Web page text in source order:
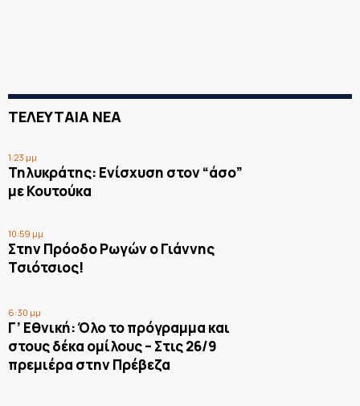
ΤΕΛΕΥΤΑΙΑ ΝΕΑ
1:23 μμ
Τηλυκράτης: Ενίσχυση στον “άσο”
με Κουτούκα
10:59 μμ
Στην Πρόοδο Ρωγών ο Γιάννης
Τσιότσιος!
6:30 μμ
Γ’ Εθνική: Όλο το πρόγραμμα και
στους δέκα ομίλους – Στις 26/9
πρεμιέρα στην Πρέβεζα